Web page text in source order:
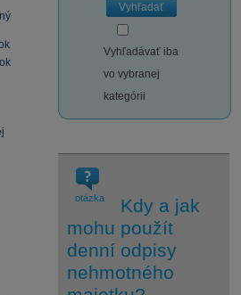
Vyhľadať
Vyhľadávať iba
vo vybranej
kategórii
otázka
Kdy a jak
mohu použít
denní odpisy
nehmotného